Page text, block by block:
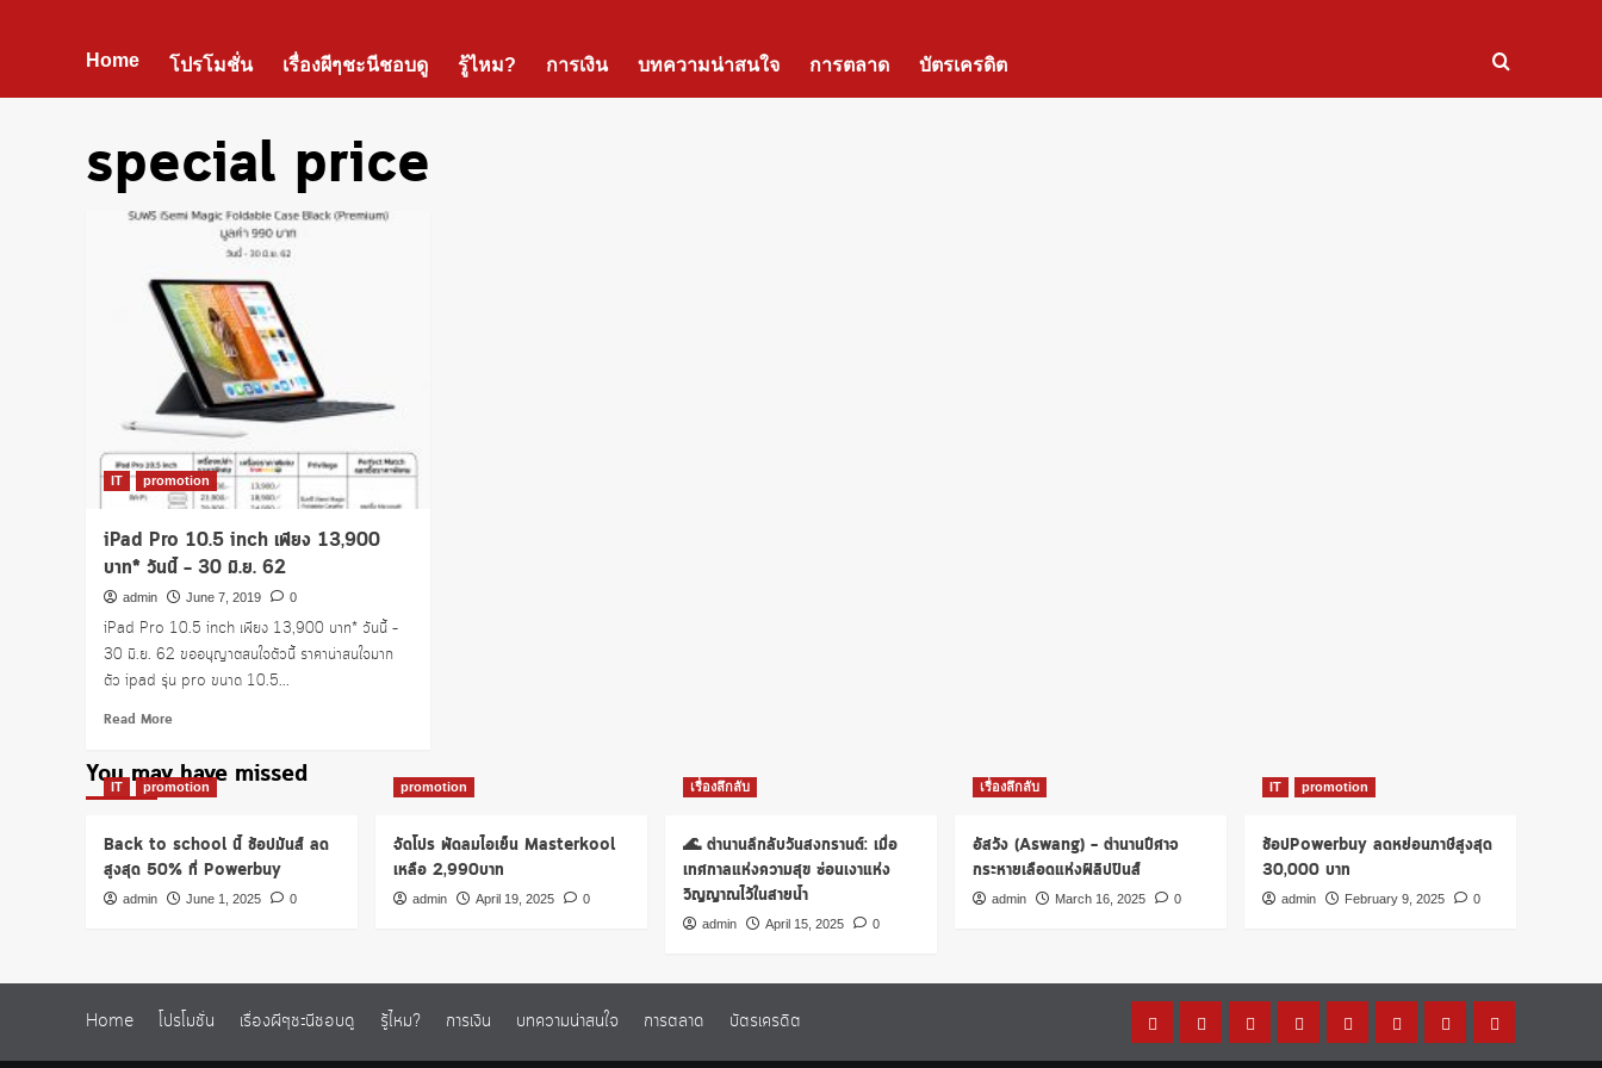
Home โปรโมชั่น เรื่องผีๆชะนีชอบดู รู้ไหม? การเงิน บทความน่าสนใจ การตลาด บัตรเครดิต
special price
IT promotion
iPad Pro 10.5 inch เพียง 13,900
บาท* วันนี้ – 30 มิ.ย. 62
admin June 7, 2019 0
iPad Pro 10.5 inch เพียง 13,900 บาท* วันนี้ –
30 มิ.ย. 62 ขออนุญาตสนใจตัวนี้ ราคาน่าสนใจมาก
ตัว ipad รุ่น pro ขนาด 10.5...
Read More
about
iPad
inch
เพียง
13,900
–
30
มิ.ย.
You may have missed
IT promotion
Back to school นี้ ช้อปมันส์ ลด
สูงสุด 50% ที่ Powerbuy
admin June 1, 2025 0
promotion
จัดโปร พัดลมไอเย็น Masterkool
เหลือ 2,990บาท
admin April 19, 2025 0
เรื่องลึกลับ
🌊 ตำนานลึกลับวันสงกรานต์: เมื่อ
เทศกาลแห่งความสุข ซ่อนเงาแห่ง
วิญญาณไว้ในสายน้ำ
admin April 15, 2025 0
เรื่องลึกลับ
อัสวัง (Aswang) – ตำนานปีศาจ
กระหายเลือดแห่งฟิลิปปินส์
admin March 16, 2025 0
IT promotion
ช้อปPowerbuy ลดหย่อนภาษีสูงสุด
30,000 บาท
admin February 9, 2025 0
Home โปรโมชั่น เรื่องผีๆชะนีชอบดู รู้ไหม? การเงิน บทความน่าสนใจ การตลาด บัตรเครดิต Home
โปร
โม
เรื่อง
ผีๆ
รู้
ไหม?
การ
เงิน
บทความ
น่า
การ
ตลาด
บัตร
เครดิต